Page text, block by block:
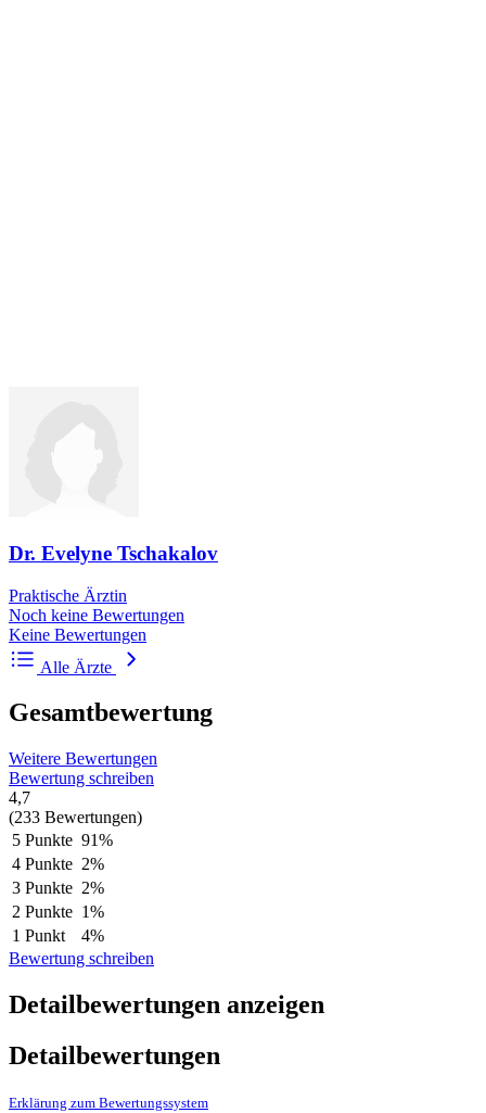
Dr. Evelyne Tschakalov
Praktische Ärztin
Noch keine Bewertungen
Keine Bewertungen
Alle Ärzte
Gesamtbewertung
Weitere Bewertungen
Bewertung schreiben
4,7
(233 Bewertungen)
5 Punkte 91%
4 Punkte 2%
3 Punkte 2%
2 Punkte 1%
1 Punkt
4%
Bewertung schreiben
Detailbewertungen anzeigen
Detailbewertungen
Erklärung zum Bewertungssystem